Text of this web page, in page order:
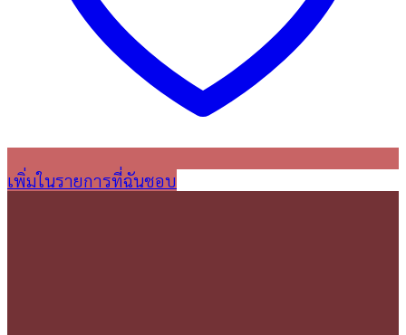
เพิ่มในรายการที่ฉันชอบ